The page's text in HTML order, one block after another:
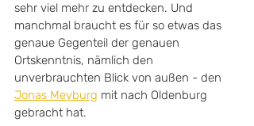
sehr viel mehr zu entdecken. Und
manchmal braucht es für so etwas das
genaue Gegenteil der genauen
Ortskenntnis, nämlich den
unverbrauchten Blick von außen - den
Jonas Meyburg mit nach Oldenburg
gebracht hat.